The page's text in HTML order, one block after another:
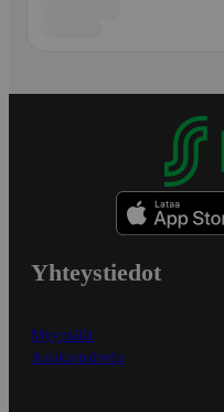
Yhteystiedot
Myymälät
Asiakaspalvelu